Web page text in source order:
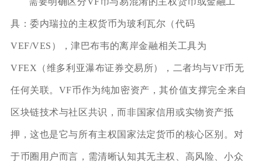
具：委内瑞拉的主权货币为玻利瓦尔（代码
VEF/VES），津巴布韦的离岸金融相关工具为
VFEX（维多利亚瀑布证券交易所），二者均与VF币无
任何关联。VF币作为纯加密资产，其价值支撑完全来自
区块链技术与社区共识，而非国家信用或实物资产抵
押，这也是它与所有主权国家法定货币的核心区别。对
于币圈用户而言，需清晰认知其无主权、高风险、小众